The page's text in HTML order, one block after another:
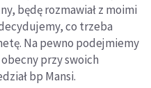
będę rozmawiał z moimi
co trzeba
Na pewno podejmiemy
obecny przy swoich
bp Mansi.